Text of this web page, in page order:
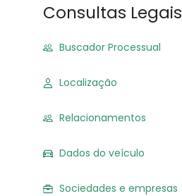
Consultas Legais
Buscador Processual
Localização
Relacionamentos
Dados do veículo
Sociedades e empresas